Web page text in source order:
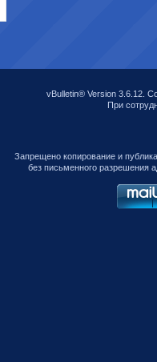
vBulletin® Version 3.6.12.
При
Запрещено копирование и
без письменного разрешения